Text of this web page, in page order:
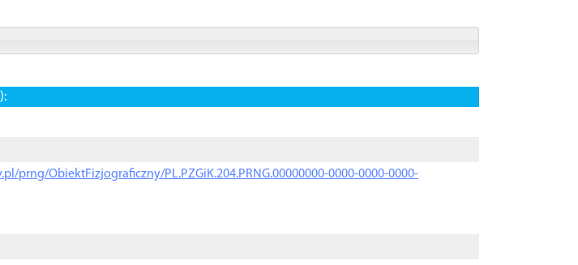
prng/ObiektFizjograficzny/PL.PZGiK.204.PRNG.00000000-0000-0000-0000-